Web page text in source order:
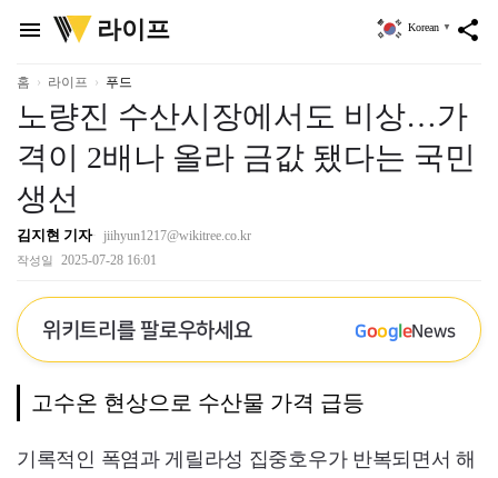
menu
위
키
리
라이프 share
Korean ▼
홈 라이프 푸드
노량진 수산시장에서도 비상…가
격이 2배나 올라 금값 됐다는 국민
생선
김지현 기자 jiihyun1217@wikitree.co.kr
작성일 2025-07-28 16:01
위키트리를 팔로우하세요 GoogleNews
고수온 현상으로 수산물 가격 급등
기록적인 폭염과 게릴라성 집중호우가 반복되면서 해